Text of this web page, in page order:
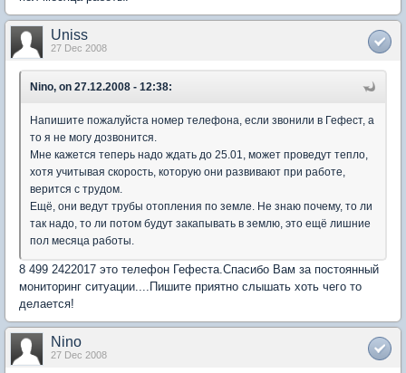
Uniss
27 Dec 2008
Nino, on 27.12.2008 - 12:38:
Напишите пожалуйста номер телефона, если звонили в Гефест, а
то я не могу дозвонится.
Мне кажется теперь надо ждать до 25.01, может проведут тепло,
хотя учитывая скорость, которую они развивают при работе,
верится с трудом.
Ещё, они ведут трубы отопления по земле. Не знаю почему, то ли
так надо, то ли потом будут закапывать в землю, это ещё лишние
пол месяца работы.
8 499 2422017 это телефон Гефеста.Спасибо Вам за постоянный
мониторинг ситуации....Пишите приятно слышать хоть чего то
делается!
Nino
27 Dec 2008